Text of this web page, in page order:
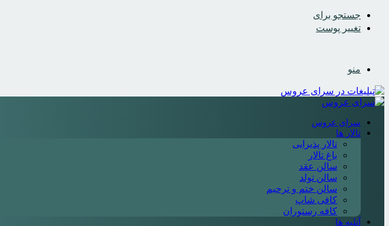
جستجو برای
تغییر پوست
منو
سرای عروس
تالار ها
تالار پذیرایی
باغ تالار
سالن عقد
سالن تولد
سالن ختم و ترحیم
کافی شاپ
کافه رستوران
آتلیه ها